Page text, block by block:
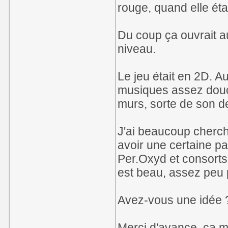
rouge, quand elle
Du coup ça ouvrait
niveau.
Le jeu était en 2D.
musiques assez
murs, sorte de son
J'ai beaucoup
avoir une certaine
Per.Oxyd et
est beau, assez peu
Avez-vous une idée